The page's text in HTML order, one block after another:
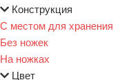
Конструкция
С местом для хранения
Без ножек
На ножках
Цвет